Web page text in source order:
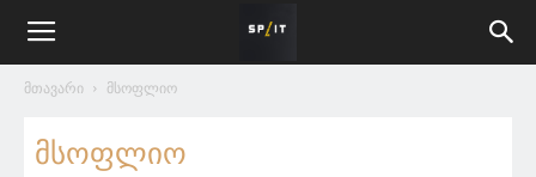
მთავარი მსოფლიო
მსოფლიო